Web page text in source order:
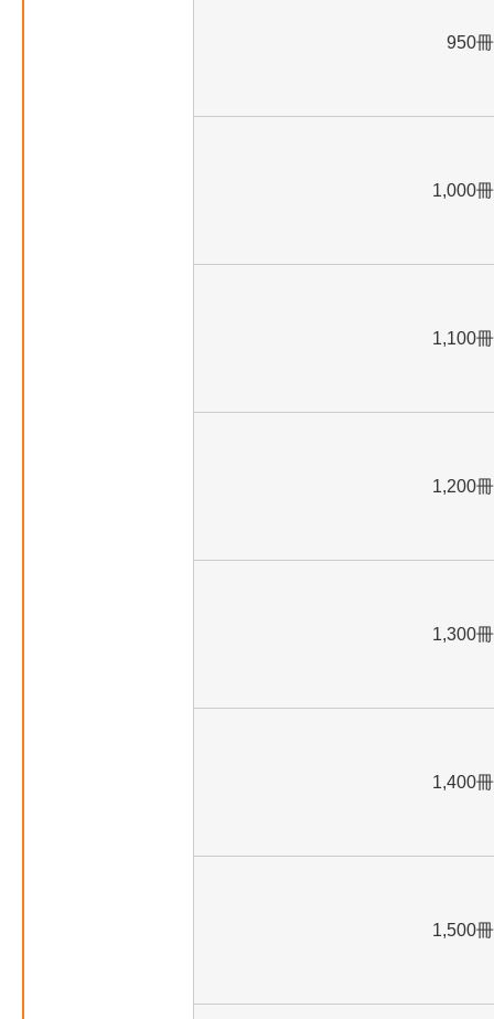
950冊
1,000冊
1,100冊
1,200冊
1,300冊
1,400冊
1,500冊